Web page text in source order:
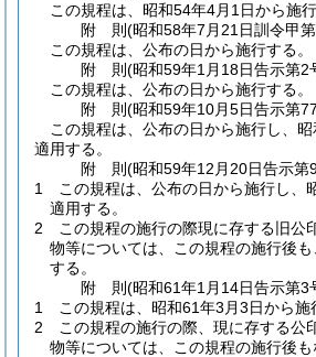
この規程は、昭和54年4月1日から施行
附 則(昭和58年7月21日訓令甲
この規程は、公布の日から施行する。
附 則(昭和59年1月18日告示第2
この規程は、公布の日から施行する。
附 則(昭和59年10月5日告示第
この規程は、公布の日から施行し、
適用する。
附 則(昭和59年12月20日告示第
1
この規程は、公布の日から施行し、
適用する。
2
この規程の施行の際現に存する旧公
物等については、この規程の施行後
する。
附 則(昭和61年1月14日告示第3
1
この規程は、昭和61年3月3日から施
2
この規程の施行の際、現に存する公
物等については、この規程の施行後